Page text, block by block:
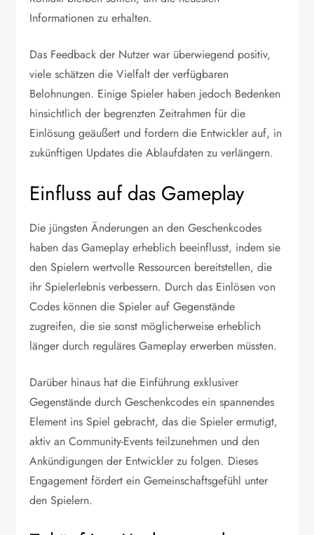
Informationen zu erhalten.
Das Feedback der Nutzer war überwiegend positiv,
viele schätzen die Vielfalt der verfügbaren
Belohnungen. Einige Spieler haben jedoch Bedenken
hinsichtlich der begrenzten Zeitrahmen für die
Einlösung geäußert und fordern die Entwickler auf, in
zukünftigen Updates die Ablaufdaten zu verlängern.
Einfluss auf das Gameplay
Die jüngsten Änderungen an den Geschenkcodes
haben das Gameplay erheblich beeinflusst, indem sie
den Spielern wertvolle Ressourcen bereitstellen, die
ihr Spielerlebnis verbessern. Durch das Einlösen von
Codes können die Spieler auf Gegenstände
zugreifen, die sie sonst möglicherweise erheblich
länger durch reguläres Gameplay erwerben müssten.
Darüber hinaus hat die Einführung exklusiver
Gegenstände durch Geschenkcodes ein spannendes
Element ins Spiel gebracht, das die Spieler ermutigt,
aktiv an Community-Events teilzunehmen und den
Ankündigungen der Entwickler zu folgen. Dieses
Engagement fördert ein Gemeinschaftsgefühl unter
den Spielern.